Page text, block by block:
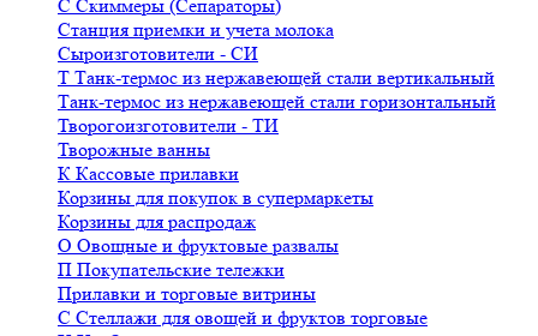
С Скиммеры (Сепараторы)
Станция приемки и учета молока
Сыроизготовители - СИ
Т Танк-термос из нержавеющей стали вертикальный
Танк-термос из нержавеющей стали горизонтальный
Творогоизготовители - ТИ
Творожные ванны
К Кассовые прилавки
Корзины для покупок в супермаркеты
Корзины для распродаж
О Овощные и фруктовые развалы
П Покупательские тележки
Прилавки и торговые витрины
С Стеллажи для овощей и фруктов торговые